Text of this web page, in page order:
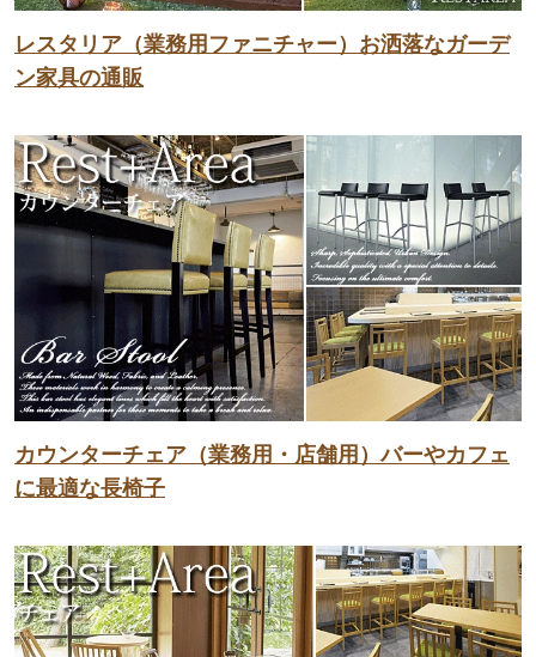
レスタリア（業務用ファニチャー）お洒落なガーデ
ン家具の通販
カウンターチェア（業務用・店舗用）バーやカフェ
に最適な長椅子